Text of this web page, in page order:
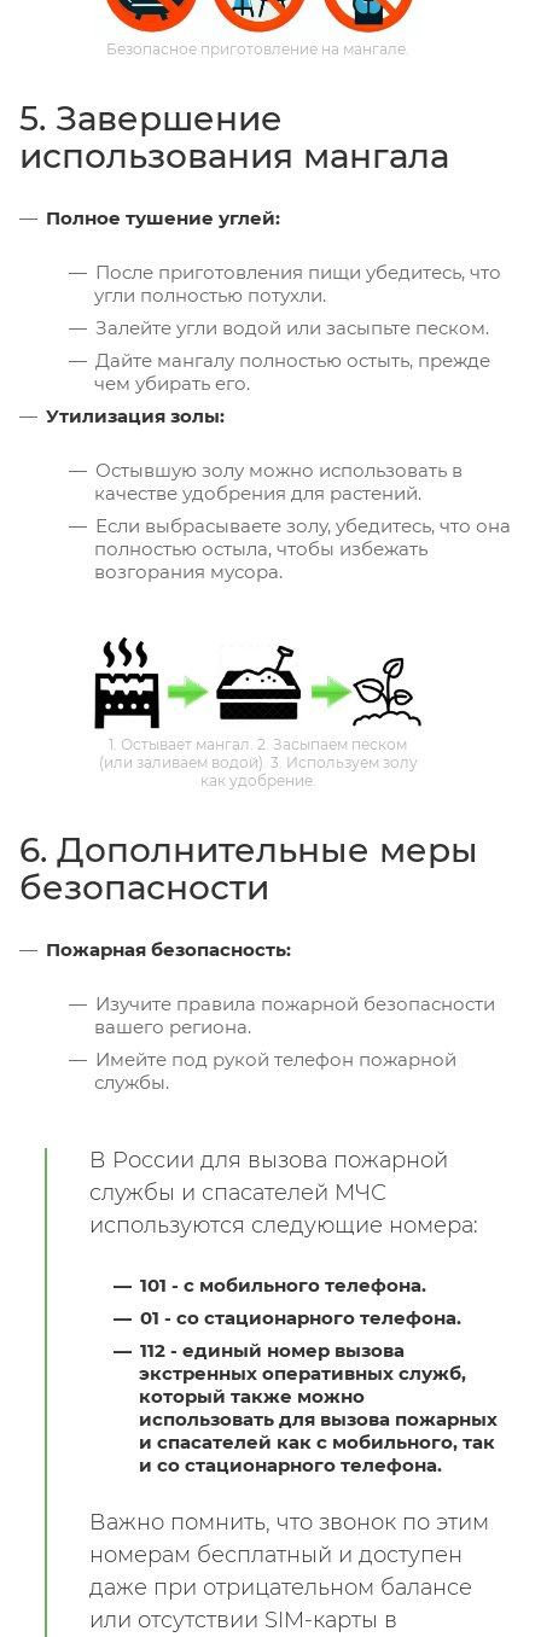
Безопасное приготовление на мангале.
5. Завершение
использования мангала
Полное тушение углей:
После приготовления пищи убедитесь, что
угли полностью потухли.
Залейте угли водой или засыпьте песком.
Дайте мангалу полностью остыть, прежде
чем убирать его.
Утилизация золы:
Остывшую золу можно использовать в
качестве удобрения для растений.
Если выбрасываете золу, убедитесь, что она
полностью остыла, чтобы избежать
возгорания мусора.
1. Остывает мангал. 2. Засыпаем песком
(или заливаем водой). 3. Используем золу
как удобрение.
6. Дополнительные меры
безопасности
Пожарная безопасность:
Изучите правила пожарной безопасности
вашего региона.
Имейте под рукой телефон пожарной
службы.
В России для вызова пожарной
службы и спасателей МЧС
используются следующие номера:
101 - с мобильного телефона.
01 - со стационарного телефона.
112 - единый номер вызова
экстренных оперативных служб,
который также можно
использовать для вызова пожарных
и спасателей как с мобильного, так
и со стационарного телефона.
Важно помнить, что звонок по этим
номерам бесплатный и доступен
даже при отрицательном балансе
или отсутствии SIM-карты в